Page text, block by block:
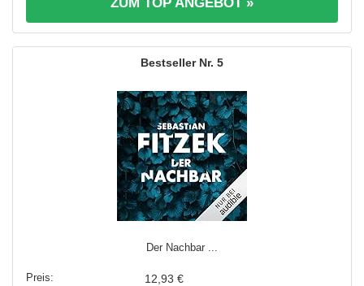
5
Der Nachbar ...
12,93 €